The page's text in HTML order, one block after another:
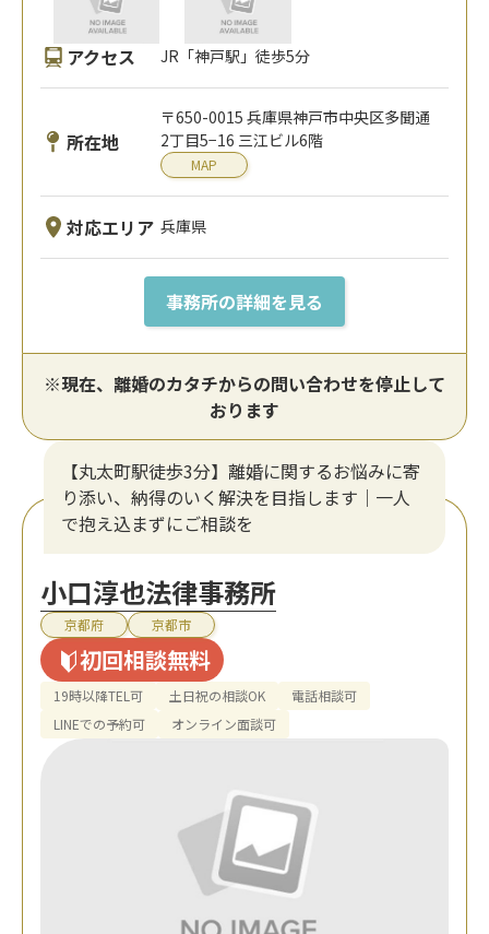
アクセス JR「神戸駅」徒歩5分
所在地
〒650-0015 兵庫県神戸市中央区多聞通
2丁目5−16 三江ビル6階
MAP
対応エリア 兵庫県
事務所の詳細を見る
※現在、離婚のカタチからの問い合わせを停止して
おります
【丸太町駅徒歩3分】離婚に関するお悩みに寄
り添い、納得のいく解決を目指します｜一人
で抱え込まずにご相談を
小口淳也法律事務所
京都府 京都市
初回相談無料
19時以降TEL可 土日祝の相談OK
電話相談可
LINEでの予約可
オンライン面談可